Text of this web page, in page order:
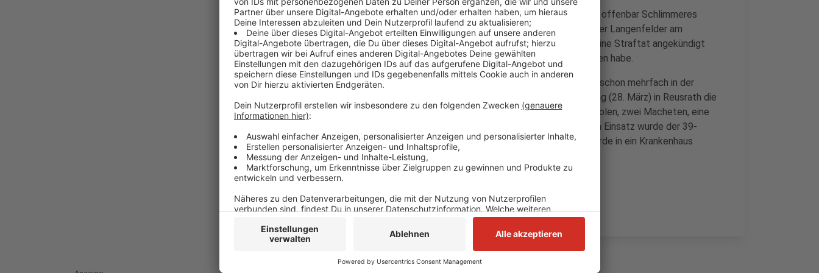
Spezialkräfte der Polizei haben durch einen Einsatz in Langenfeld offenbar Schlimmeres
verhindert. Die Polizei hat den Hinweis erhalten, dass ein 39-jähriger Langenfelder am
Montagabend (27. März) im Status seines Messenger-Dienstes eine Straftat angekündigt
habe. Zudem ergaben sich Hinweise, dass der Langenfelder Waffen habe.
Die Polizei fand heraus, dass der 39-Jährige in der Vergangenheit schon mehrfach in der
Psychiatrie war. Spezialkräfte durchsuchten daraufhin am Dienstag (28. März) in Reusrath die
Wohnung des Mannes und wurden fündig. Es wurden zwei Gaspistolen, zwei Macheten, eine
Axt, mehrere Messer sowie eine Armbrust sichergestellt. Bei dem Einsatz wurde der 39-
Jährige durch den Biss eines Diensthundes verletzt. Der Mann wurde in ein Krankenhaus
gebracht, wo er von der Polizei bewacht wird.
Anzeige